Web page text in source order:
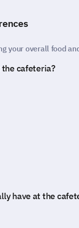
your overall food
cafeteria?
have at the